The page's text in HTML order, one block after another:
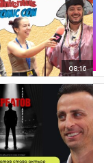
08:16